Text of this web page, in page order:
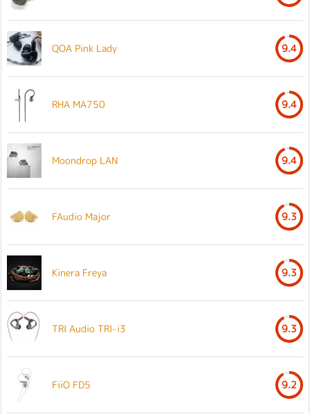
QOA Pink Lady 9.4
RHA MA750 9.4
Moondrop LAN 9.4
FAudio Major 9.3
Kinera Freya 9.3
TRI Audio TRI-i3 9.3
FiiO FD5 9.2